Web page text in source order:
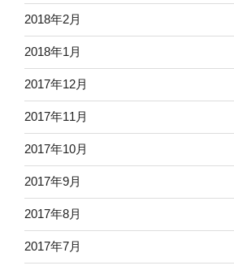
2018年2月
2018年1月
2017年12月
2017年11月
2017年10月
2017年9月
2017年8月
2017年7月